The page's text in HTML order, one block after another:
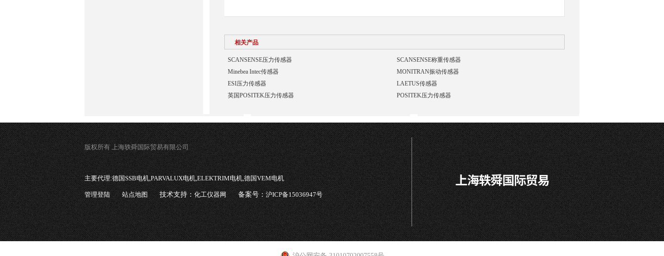
相关产品
SCANSENSE压力传感器
SCANSENSE称重传感器
Minebea Intec传感器
MONITRAN振动传感器
ESI压力传感器
LAETUS传感器
英国POSITEK压力传感器
POSITEK压力传感器
版权所有 上海轶舜国际贸易有限公司
主要代理:德国SSB电机,PARVALUX电机,ELEKTRIM电机,德国VEM电机
管理登陆 站点地图 技术支持：化工仪器网 备案号：沪ICP备15036947号